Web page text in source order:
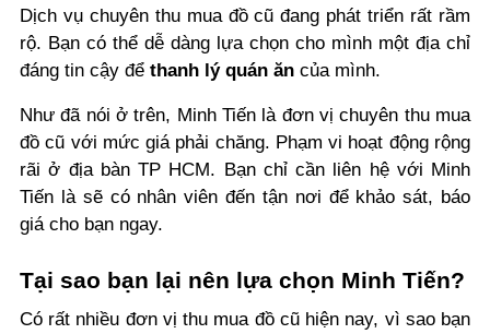
Dịch vụ chuyên thu mua đồ cũ đang phát triển rất rầm
rộ. Bạn có thể dễ dàng lựa chọn cho mình một địa chỉ
đáng tin cậy để thanh lý quán ăn của mình.
Như đã nói ở trên, Minh Tiến là đơn vị chuyên thu mua
đồ cũ với mức giá phải chăng. Phạm vi hoạt động rộng
rãi ở địa bàn TP HCM. Bạn chỉ cần liên hệ với Minh
Tiến là sẽ có nhân viên đến tận nơi để khảo sát, báo
giá cho bạn ngay.
Tại sao bạn lại nên lựa chọn Minh Tiến?
Có rất nhiều đơn vị thu mua đồ cũ hiện nay, vì sao bạn